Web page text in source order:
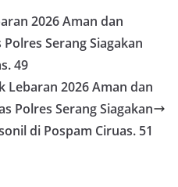
2026 Aman dan
Serang Siagakan
49
Lebaran 2026 Aman dan
Polres Serang Siagakan
di Pospam Ciruas. 51